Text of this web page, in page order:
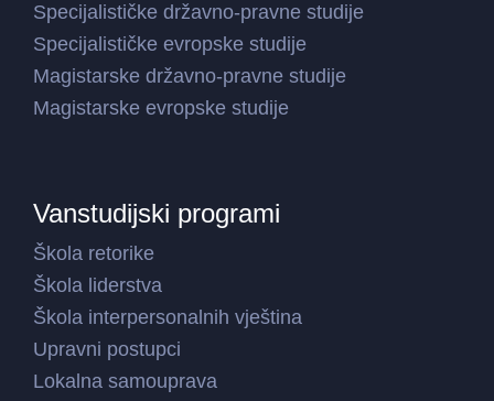
Specijalističke državno-pravne studije
Specijalističke evropske studije
Magistarske državno-pravne studije
Magistarske evropske studije
Vanstudijski programi
Škola retorike
Škola liderstva
Škola interpersonalnih vještina
Upravni postupci
Lokalna samouprava